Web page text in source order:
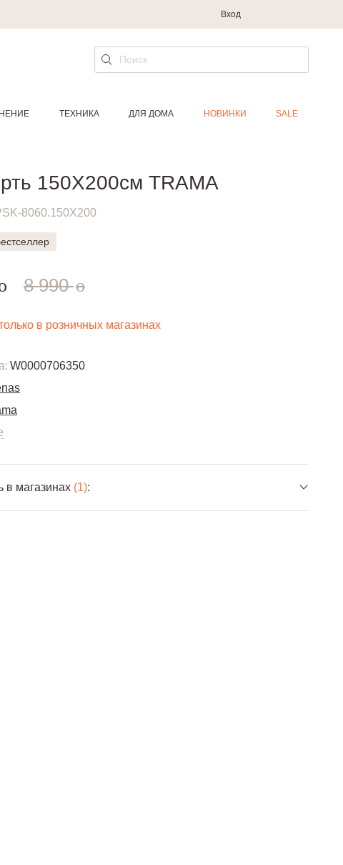
Вход
ТЕХНИКА ДЛЯ ДОМА НОВИНКИ SALE
150X200см TRAMA
8060.150X200
8 990руб.
o
в розничных магазинах
W0000706350
в магазинах (1):